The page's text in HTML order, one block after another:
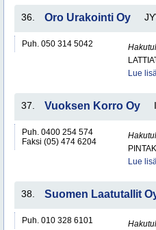
36. Oro Urakointi Oy
Puh. 050 314 5042
Lue
37. Vuoksen Korro Oy
Puh. 0400 254 574
Faksi (05) 474 6204
Lue
38. Suomen Laatutallit
Puh. 010 328 6101